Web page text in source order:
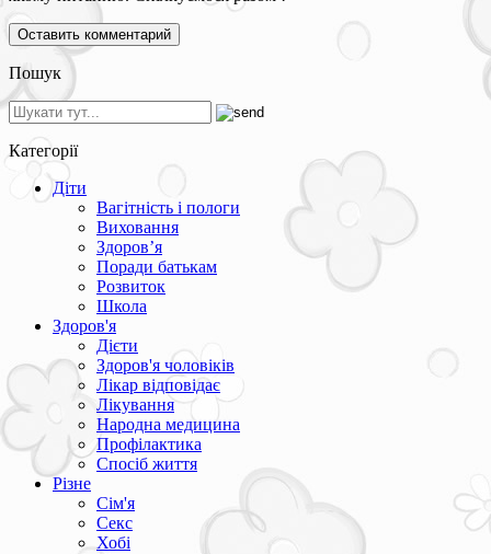
Пошук
Категорії
Діти
Вагітність і пологи
Виховання
Здоров’я
Поради батькам
Розвиток
Школа
Здоров'я
Дієти
Здоров'я чоловіків
Лікар відповідає
Лікування
Народна медицина
Профілактика
Спосіб життя
Різне
Сім'я
Секс
Хобі